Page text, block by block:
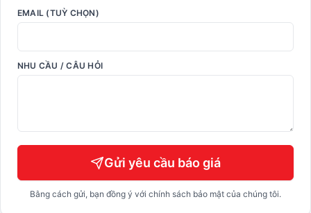
EMAIL (TUỲ CHỌN)
NHU CẦU / CÂU HỎI
Gửi yêu cầu báo giá
Bằng cách gửi, bạn đồng ý với chính sách bảo mật của chúng tôi.